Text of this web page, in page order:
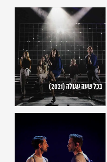
שעה
עגולה
(2021)
בכל שעה עגולה (2021)